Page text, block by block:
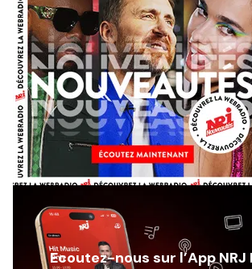
Ecoutez-nous sur l’App NRJ